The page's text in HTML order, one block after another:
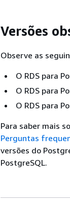
Versões
Observe as
O RDS para
O RDS para
O RDS para
Para saber mais
Perguntas
versões do
PostgreSQL.